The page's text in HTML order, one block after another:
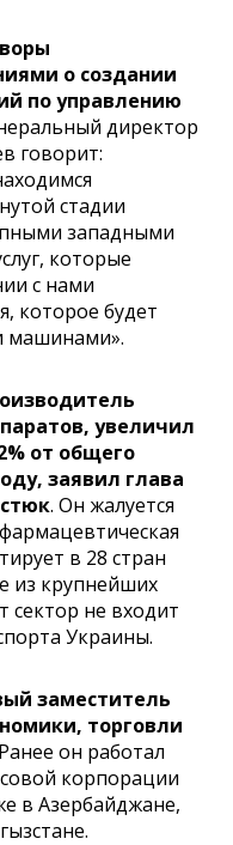
о создании
по управлению
директор
говорит:
стадии
западными
которые
с нами
которое будет
машинами».
увеличил
от общего
заявил глава
. Он жалуется
в 28 стран
из крупнейших
сектор не входит
Украины.
заместитель
торговли
Ранее он работал
корпорации
в Азербайджане,